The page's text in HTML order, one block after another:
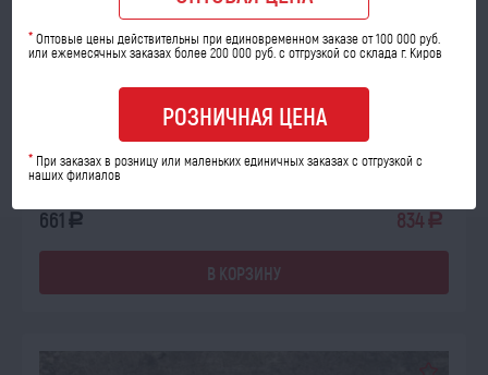
ОЖИДАЕТ ПОСТУПЛЕНИЯ
14.08.2026
Код товара: 42936
Количество шт:
661 a 834 a
В КОРЗИНУ
*Оптовые цены действительны при единовременном заказе от 100 000 руб.
или ежемесячных заказах более 200 000 руб. с отгрузкой со склада г. Киров
РОЗНИЧНАЯ ЦЕНА
* При заказах в розницу или маленьких единичных заказах с отгрузкой с
наших филиалов